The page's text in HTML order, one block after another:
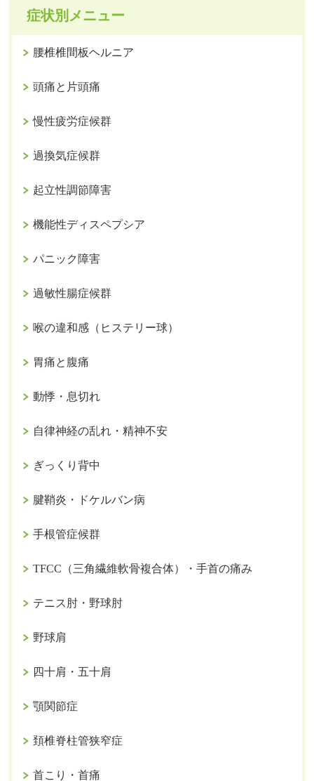
症状別メニュー
腰椎椎間板ヘルニア
頭痛と片頭痛
慢性疲労症候群
過換気症候群
起立性調節障害
機能性ディスペプシア
パニック障害
過敏性腸症候群
喉の違和感（ヒステリー球）
胃痛と腹痛
動悸・息切れ
自律神経の乱れ・精神不安
ぎっくり背中
腱鞘炎・ドケルバン病
手根管症候群
TFCC（三角繊維軟骨複合体）・手首の痛み
テニス肘・野球肘
野球肩
四十肩・五十肩
顎関節症
頚椎脊柱管狭窄症
首こり・首痛